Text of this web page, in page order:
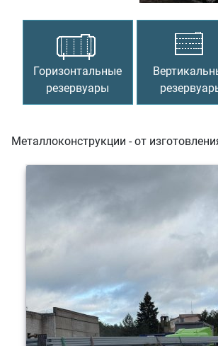
Горизонтальные
резервуары
Металлоконструкции - от